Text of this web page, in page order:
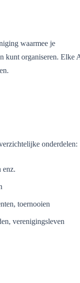
waarmee je
kunt organiseren. Elke
onderdelen:
enz.
toernooien
verenigingsleven